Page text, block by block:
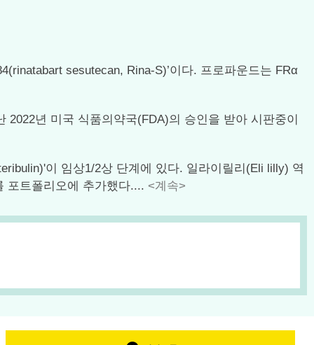
sesutecan, Rina-S)’이다. 프로파운드는 FRα
년 미국 식품의약국(FDA)의 승인을 받아 시판중이
이 임상1/2상 단계에 있다. 일라이릴리(Eli lilly) 역
포트폴리오에 추가했다.... <계속>